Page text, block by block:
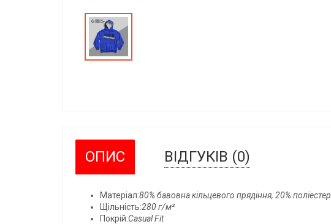
ОПИС ВІДГУКІВ (0)
Матеріал:80% бавовна кільцевого прядіння, 20% поліестер
Щільність:280 г/м²
Покрій:Casual Fit